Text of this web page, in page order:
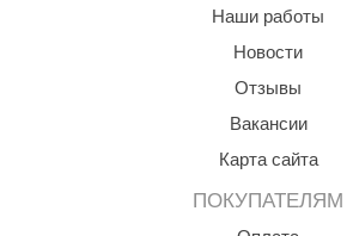
Наши работы
Новости
Отзывы
Вакансии
Карта сайта
ПОКУПАТЕЛЯМ